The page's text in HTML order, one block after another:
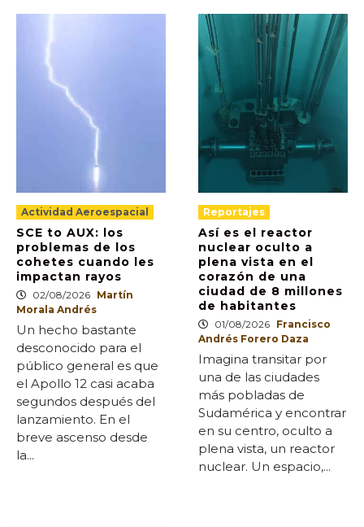
Actividad Aeroespacial
SCE to AUX: los
problemas de los
cohetes cuando les
impactan rayos
02/08/2026 Martín
Morala Andrés
Un hecho bastante
desconocido para el
público general es que
el Apollo 12 casi acaba
segundos después del
lanzamiento. En el
breve ascenso desde
la...
Reportajes
Así es el reactor
nuclear oculto a
plena vista en el
corazón de una
ciudad de 8 millones
de habitantes
01/08/2026 Francisco
Andrés Forero Daza
Imagina transitar por
una de las ciudades
más pobladas de
Sudamérica y encontrar
en su centro, oculto a
plena vista, un reactor
nuclear. Un espacio,...